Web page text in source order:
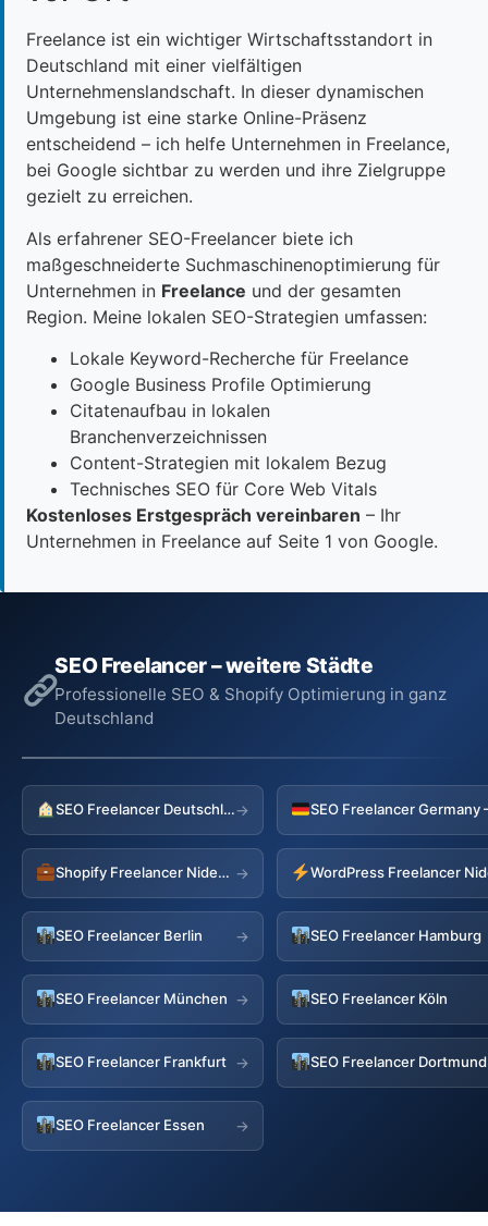
Freelance ist ein wichtiger Wirtschaftsstandort in
Deutschland mit einer vielfältigen
Unternehmenslandschaft. In dieser dynamischen
Umgebung ist eine starke Online-Präsenz
entscheidend – ich helfe Unternehmen in Freelance,
bei Google sichtbar zu werden und ihre Zielgruppe
gezielt zu erreichen.
Als erfahrener SEO-Freelancer biete ich
maßgeschneiderte Suchmaschinenoptimierung für
Unternehmen in Freelance und der gesamten
Region. Meine lokalen SEO-Strategien umfassen:
Lokale Keyword-Recherche für Freelance
Google Business Profile Optimierung
Citatenaufbau in lokalen
Branchenverzeichnissen
Content-Strategien mit lokalem Bezug
Technisches SEO für Core Web Vitals
Kostenloses Erstgespräch vereinbaren – Ihr
Unternehmen in Freelance auf Seite 1 von Google.
SEO Freelancer – weitere Städte
Professionelle SEO & Shopify Optimierung in ganz
Deutschland
SEO Freelancer Deutschland→
Shopify Freelancer Nideggen → WordPress Freelancer
SEO Freelancer Berlin → SEO Freelancer Hamburg
SEO Freelancer München → SEO Freelancer Köln
SEO Freelancer Frankfurt → SEO Freelancer Dortmund
SEO Freelancer Essen →